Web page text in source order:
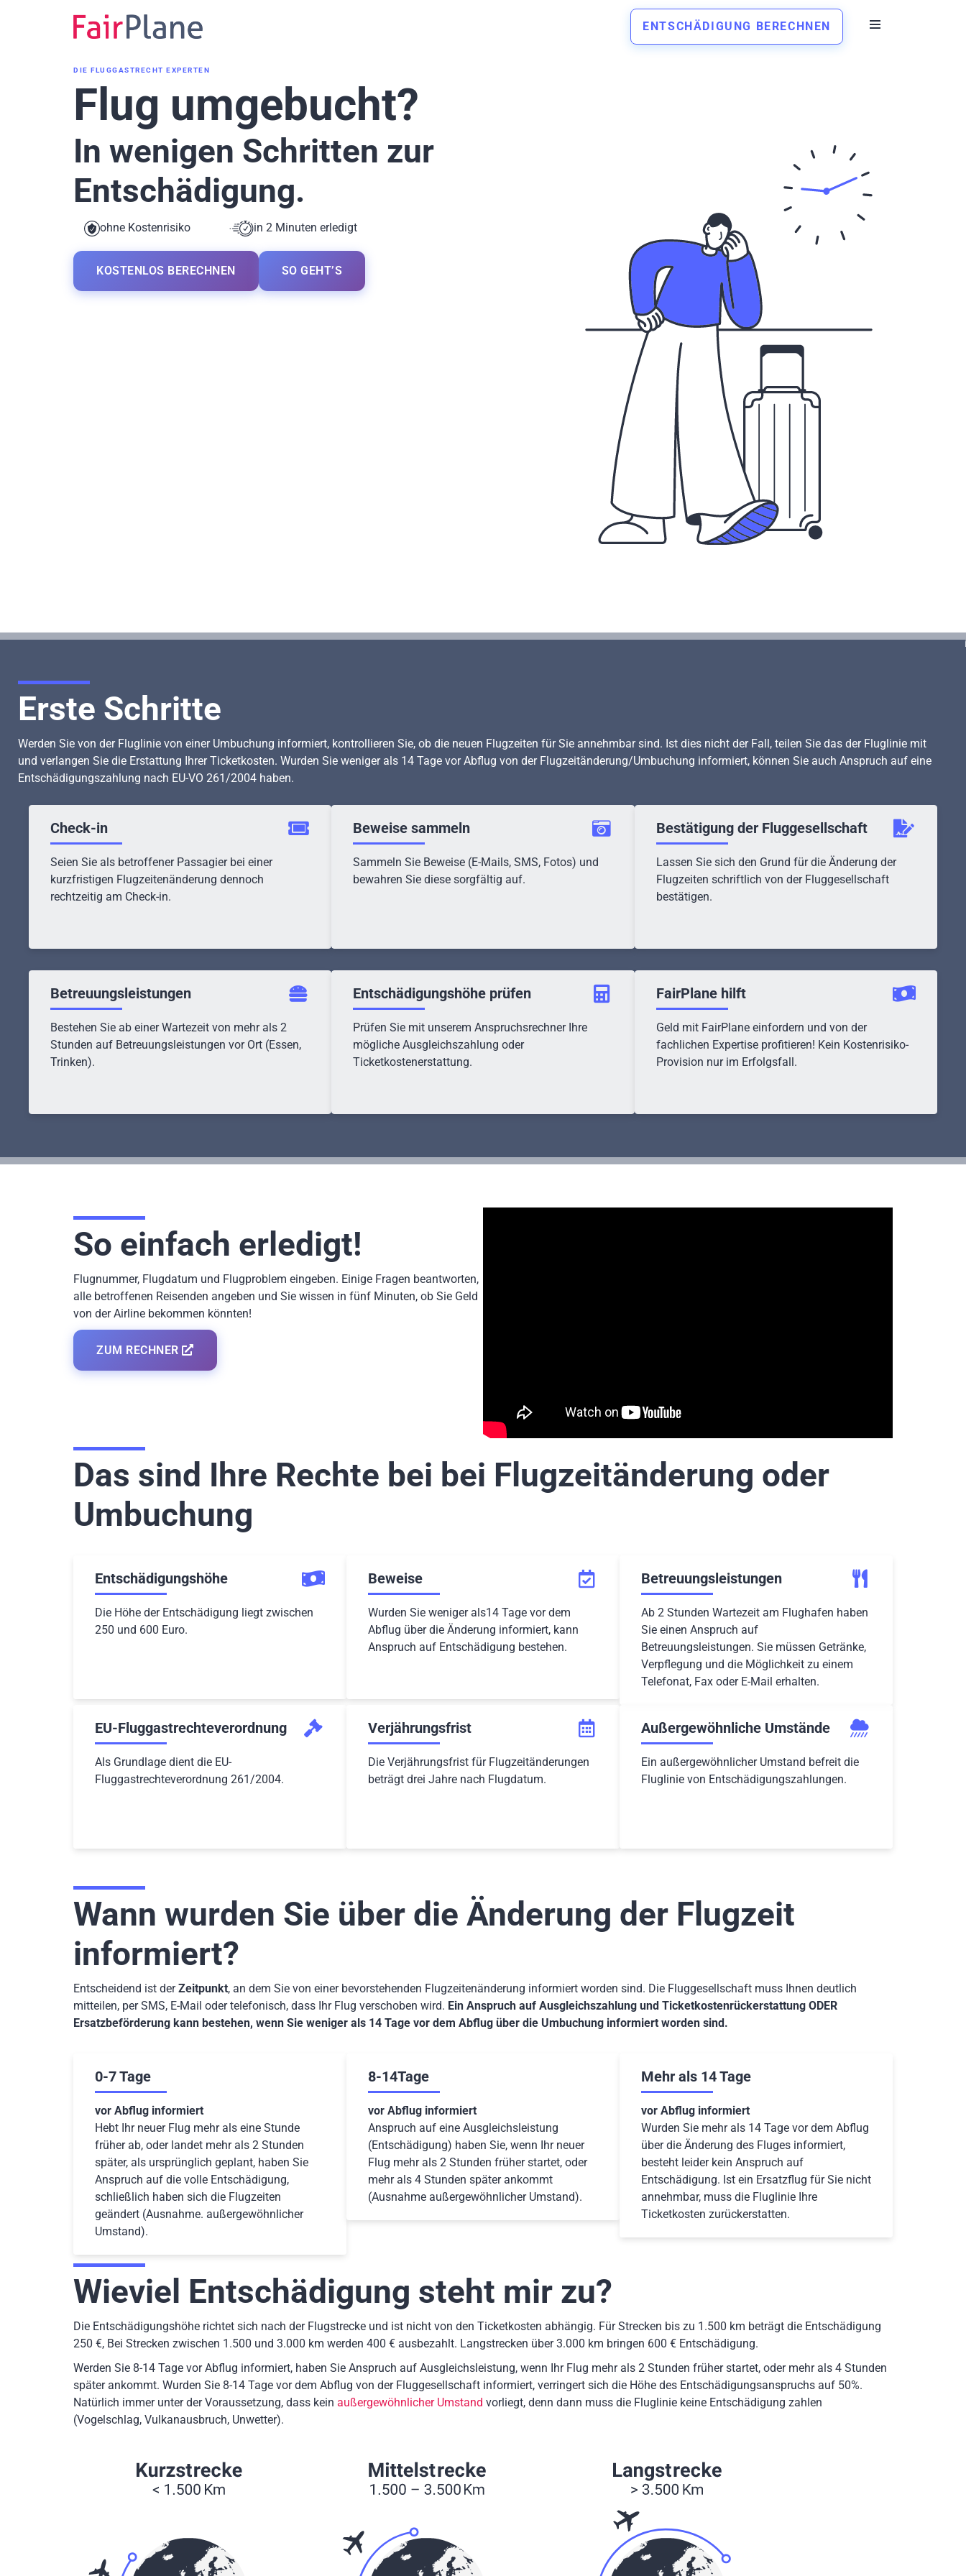
ENTSCHÄDIGUNG BERECHNEN
DIE FLUGGASTRECHT EXPERTEN
Flug umgebucht?
In wenigen Schritten zur
Entschädigung.
ohne Kostenrisiko in 2 Minuten erledigt
KOSTENLOS BERECHNEN SO GEHT’S
Erste Schritte
Werden Sie von der Fluglinie von einer Umbuchung informiert, kontrollieren Sie, ob die neuen Flugzeiten für Sie annehmbar sind. Ist dies nicht der Fall, teilen Sie das der Fluglinie mit
und verlangen Sie die Erstattung Ihrer Ticketkosten. Wurden Sie weniger als 14 Tage vor Abflug von der Flugzeitänderung/Umbuchung informiert, können Sie auch Anspruch auf eine
Entschädigungszahlung nach EU-VO 261/2004 haben.
Check-in
Seien Sie als betroffener Passagier bei einer
kurzfristigen Flugzeitenänderung dennoch
rechtzeitig am Check-in.
Beweise sammeln
Sammeln Sie Beweise (E-Mails, SMS, Fotos) und
bewahren Sie diese sorgfältig auf.
Bestätigung der Fluggesellschaft
Lassen Sie sich den Grund für die Änderung der
Flugzeiten schriftlich von der Fluggesellschaft
bestätigen.
Betreuungsleistungen
Bestehen Sie ab einer Wartezeit von mehr als 2
Stunden auf Betreuungsleistungen vor Ort (Essen,
Trinken).
Entschädigungshöhe prüfen
Prüfen Sie mit unserem Anspruchsrechner Ihre
mögliche Ausgleichszahlung oder
Ticketkostenerstattung.
FairPlane hilft
Geld mit FairPlane einfordern und von der
fachlichen Expertise profitieren! Kein Kostenrisiko-
Provision nur im Erfolgsfall.
So einfach erledigt!
Flugnummer, Flugdatum und Flugproblem eingeben. Einige Fragen beantworten,
alle betroffenen Reisenden angeben und Sie wissen in fünf Minuten, ob Sie Geld
von der Airline bekommen könnten!
ZUM RECHNER
Das sind Ihre Rechte bei bei Flugzeitänderung oder
Umbuchung
Entschädigungshöhe
Die Höhe der Entschädigung liegt zwischen
250 und 600 Euro.
Beweise
Wurden Sie weniger als14 Tage vor dem
Abflug über die Änderung informiert, kann
Anspruch auf Entschädigung bestehen.
Betreuungsleistungen
Ab 2 Stunden Wartezeit am Flughafen haben
Sie einen Anspruch auf
Betreuungsleistungen. Sie müssen Getränke,
Verpflegung und die Möglichkeit zu einem
Telefonat, Fax oder E-Mail erhalten.
EU-Fluggastrechteverordnung
Als Grundlage dient die EU-
Fluggastrechteverordnung 261/2004.
Verjährungsfrist
Die Verjährungsfrist für Flugzeitänderungen
beträgt drei Jahre nach Flugdatum.
Außergewöhnliche Umstände
Ein außergewöhnlicher Umstand befreit die
Fluglinie von Entschädigungszahlungen.
Wann wurden Sie über die Änderung der Flugzeit
informiert?
Entscheidend ist derZeitpunkt, an dem Sie von einer bevorstehenden Flugzeitenänderung informiert worden sind. Die Fluggesellschaft muss Ihnen deutlich
mitteilen, per SMS, E-Mail oder telefonisch, dass Ihr Flug verschoben wird. Ein Anspruch auf Ausgleichszahlung und Ticketkostenrückerstattung ODER
Ersatzbeförderung kann bestehen, wenn Sie weniger als 14 Tage vor dem Abflug über die Umbuchung informiert worden sind.
0-7 Tage
vor Abflug informiert
Hebt Ihr neuer Flug mehr als eine Stunde
früher ab, oder landet mehr als 2 Stunden
später, als ursprünglich geplant, haben Sie
Anspruch auf die volle Entschädigung,
schließlich haben sich die Flugzeiten
geändert (Ausnahme. außergewöhnlicher
Umstand).
8-14Tage
vor Abflug informiert
Anspruch auf eine Ausgleichsleistung
(Entschädigung) haben Sie, wenn Ihr neuer
Flug mehr als 2 Stunden früher startet, oder
mehr als 4 Stunden später ankommt
(Ausnahme außergewöhnlicher Umstand).
Mehr als 14 Tage
vor Abflug informiert
Wurden Sie mehr als 14 Tage vor dem Abflug
über die Änderung des Fluges informiert,
besteht leider kein Anspruch auf
Entschädigung. Ist ein Ersatzflug für Sie nicht
annehmbar, muss die Fluglinie Ihre
Ticketkosten zurückerstatten.
Wieviel Entschädigung steht mir zu?
Die Entschädigungshöhe richtet sich nach der Flugstrecke und ist nicht von den Ticketkosten abhängig. Für Strecken bis zu 1.500 km beträgt die Entschädigung
250 €, Bei Strecken zwischen 1.500 und 3.000 km werden 400 € ausbezahlt. Langstrecken über 3.000 km bringen 600 € Entschädigung.
Werden Sie 8-14 Tage vor Abflug informiert, haben Sie Anspruch auf Ausgleichsleistung, wenn Ihr Flug mehr als 2 Stunden früher startet, oder mehr als 4 Stunden
später ankommt. Wurden Sie 8-14 Tage vor dem Abflug von der Fluggesellschaft informiert, verringert sich die Höhe des Entschädigungsanspruchs auf 50%.
Natürlich immer unter der Voraussetzung, dass kein außergewöhnlicher Umstand vorliegt, denn dann muss die Fluglinie keine Entschädigung zahlen
(Vogelschlag, Vulkanausbruch, Unwetter).